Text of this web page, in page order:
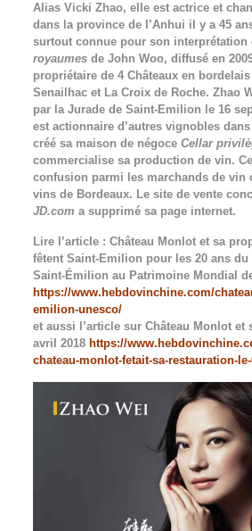
Alias Vicki Zhao, elle est actrice et
dans la province de l’Anhui il y a 45
surtout connue pour son interprétation
royaumesde John Woo, diffusé en
propriétaire de 4 Châteaux en
Senailhac et La Croix de Roche. Zhao
par la Jurade de Saint-Emilion le 16
est actionnaire d’autres vignobles
créé sa maison de négoce Cellar
commercialise sa production de vin.
confusion parmi les marchands de vin
vins de Bordeaux. Le site de vente
JD.com a supprimé sa page internet.
Lire l’article : Château Monlot et sa
fêtent Saint-Emilion pour les 20 ans du
Saint-Émilion au Patrimoine Mondial de
https://www.hebdovinchine.com/
emilion-unesco/
et aussi l’article sur Château Monlot et
avril 2018 https://
chateau-monlot-fetait-sa-restauration-